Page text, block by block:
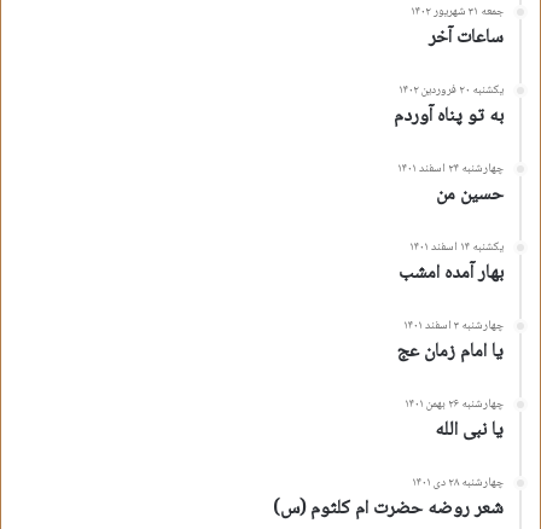
جمعه ۳۱ شهریور ۱۴۰۲
ساعات آخر
یکشنبه ۲۰ فروردین ۱۴۰۲
به تو پناه آوردم
چهارشنبه ۲۴ اسفند ۱۴۰۱
حسین من
یکشنبه ۱۴ اسفند ۱۴۰۱
بهار آمده امشب
چهارشنبه ۳ اسفند ۱۴۰۱
یا امام زمان عج
چهارشنبه ۲۶ بهمن ۱۴۰۱
یا نبی الله
چهارشنبه ۲۸ دی ۱۴۰۱
شعر روضه حضرت ام کلثوم (س)